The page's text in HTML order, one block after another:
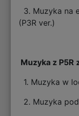
3. Muzyka na
(P3R ver.)
Muzyka z
1. Muzyka w
2. Muzyka